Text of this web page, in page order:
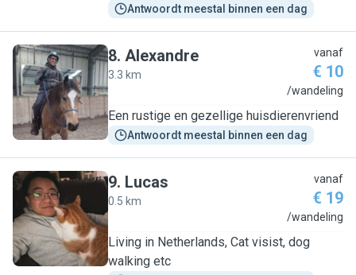
Antwoordt meestal binnen een dag
A
8. Alexandre
3.3 km
vanaf
€ 10
/wandeling
Een rustige en gezellige huisdierenvriend
Antwoordt meestal binnen een dag
L
9. Lucas
0.5 km
vanaf
€ 19
/wandeling
Living in Netherlands, Cat visist, dog
walking etc